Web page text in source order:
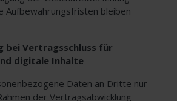
Aufbewahrungsfristen bleiben
bei Vertragsschluss für
digitale Inhalte
Daten an Dritte nur
der Vertragsabwicklung